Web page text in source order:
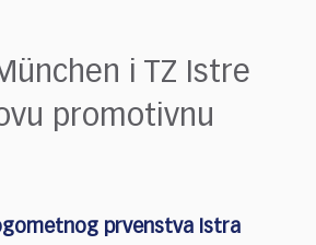
i TZ Istre
promotivnu
prvenstva Istra